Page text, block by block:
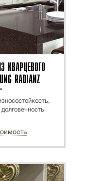
КВАРЦЕВОГО
RADIANZ